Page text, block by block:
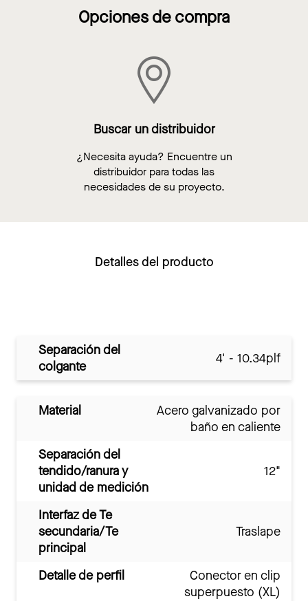
Opciones de compra
Buscar un distribuidor
¿Necesita ayuda? Encuentre un
distribuidor para todas las
necesidades de su proyecto.
Detalles del producto
Separación del
colgante
4' - 10.34plf
Material
Acero galvanizado por
baño en caliente
Separación del
tendido/ranura y
unidad de medición
12"
Interfaz de Te
secundaria/Te
principal
Traslape
Detalle de perfil
Conector en clip
superpuesto (XL)